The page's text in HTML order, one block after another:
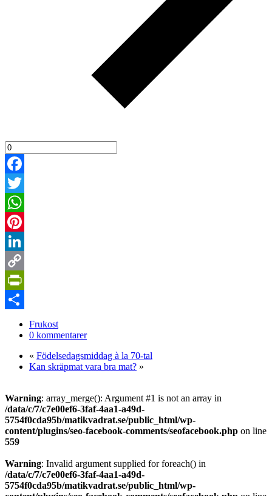
Facebook
Twitter
WhatsApp
Pinterest
LinkedIn
Copy
Link
PrintFriendly
Frukost
0 kommentarer
« Födelsedagsmiddag à la 70-tal
Kan skräpmat vara bra mat? »
Warning: array_merge(): Argument #1 is not an array in
/data/c/7/c7e00ef6-3faf-4aa1-a49d-
5754f0cda95b/matikvadrat.se/public_html/wp-
content/plugins/seo-facebook-comments/seofacebook.php on line
559
Warning: Invalid argument supplied for foreach() in
/data/c/7/c7e00ef6-3faf-4aa1-a49d-
5754f0cda95b/matikvadrat.se/public_html/wp-